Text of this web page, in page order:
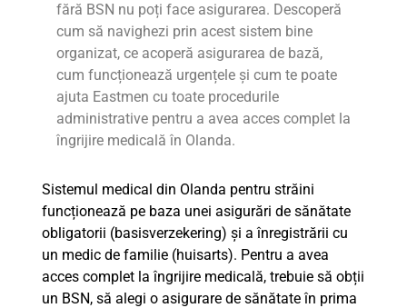
fără BSN nu poți face asigurarea. Descoperă
cum să navighezi prin acest sistem bine
organizat, ce acoperă asigurarea de bază,
cum funcționează urgențele și cum te poate
ajuta Eastmen cu toate procedurile
administrative pentru a avea acces complet la
îngrijire medicală în Olanda.
Sistemul medical din Olanda pentru străini
funcționează pe baza unei asigurări de sănătate
obligatorii (basisverzekering) și a înregistrării cu
un medic de familie (huisarts). Pentru a avea
acces complet la îngrijire medicală, trebuie să obții
un BSN, să alegi o asigurare de sănătate în prima